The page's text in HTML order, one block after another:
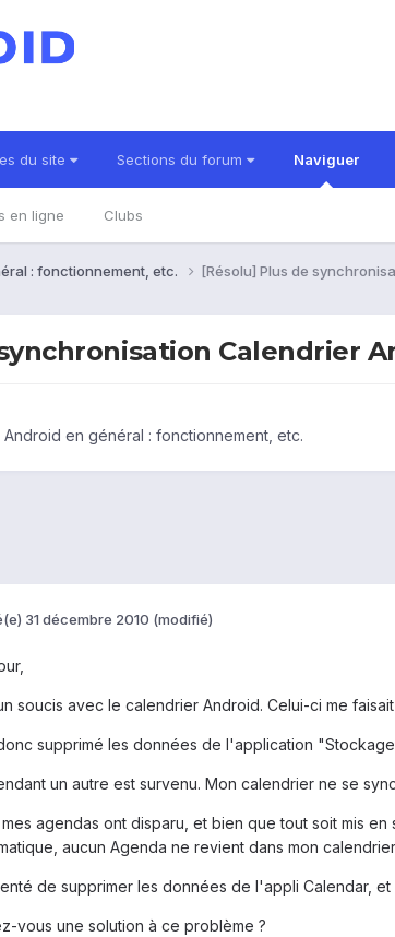
du site Sections du forum Naviguer
en ligne Clubs
: fonctionnement, etc. [Résolu] Plus de
Calendrier
Android en général : fonctionnement, etc.
31 décembre 2010 (modifié)
soucis avec le calendrier Android. Celui-ci me
supprimé les données de l'application
un autre est survenu. Mon calendrier ne se
agendas ont disparu, et bien que tout soit mis
aucun Agenda ne revient dans mon
de supprimer les données de l'appli Calendar,
vous une solution à ce problème ?